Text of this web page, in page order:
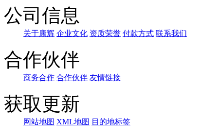
公司信息
关于康辉 企业文化 资质荣誉 付款方式 联系我们
合作伙伴
商务合作 合作伙伴 友情链接
获取更新
网站地图 XML地图 目的地标签